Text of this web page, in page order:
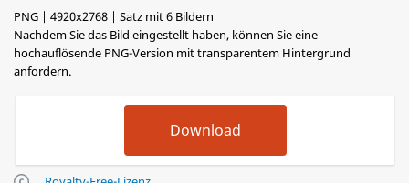
PNG | 4920x2768 | Satz mit 6 Bildern
Nachdem Sie das Bild eingestellt haben, können Sie eine
hochauflösende PNG-Version mit transparentem Hintergrund
anfordern.